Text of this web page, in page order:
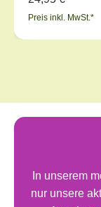
Preis inkl. MwSt.*
In unserem
nur unsere